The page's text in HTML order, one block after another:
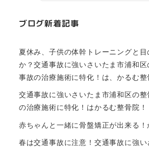
ブログ新着記事
夏休み、子供の体幹トレーニングと
か？交通事故に強いさいたま市浦和
事故の治療施術に特化！は、かるむ整
交通事故に強いさいたま市浦和区の
の治療施術に特化！はかるむ整骨院！
赤ちゃんと一緒に骨盤矯正が出来る！
春は交通事故に注意！交通事故に強